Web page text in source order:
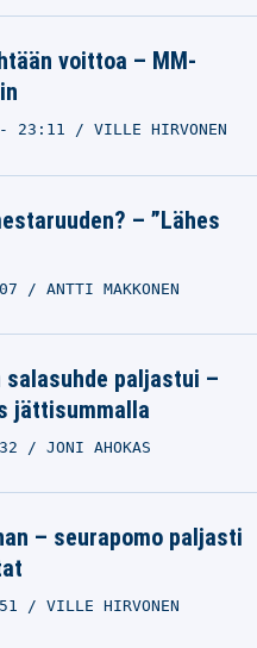
voittoa – MM-
23:11 VILLE HIRVONEN
– ”Lähes
ANTTI MAKKONEN
salasuhde paljastui –
jättisummalla
JONI AHOKAS
– seurapomo paljasti
VILLE HIRVONEN